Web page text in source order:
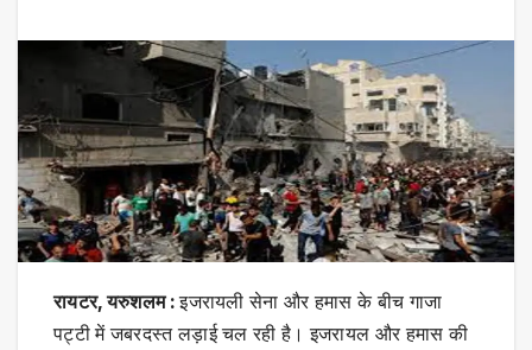
रायटर, यरुशलम :इजरायली सेना और हमास के बीच गाजा
पट्टी में जबरदस्त लड़ाई चल रही है। इजरायल और हमास की